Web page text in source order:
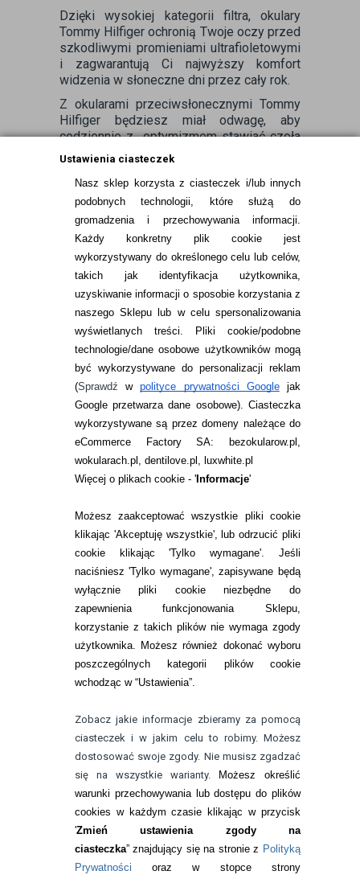
Ustawienia ciasteczek
Nasz sklep korzysta z ciasteczek i/lub innych
podobnych technologii, które służą do
gromadzenia i przechowywania informacji.
Każdy konkretny plik cookie jest
wykorzystywany do określonego celu lub celów,
takich jak identyfikacja użytkownika,
uzyskiwanie informacji o sposobie korzystania z
naszego Sklepu lub w celu spersonalizowania
wyświetlanych treści.
Pliki cookie/podobne
technologie/dane osobowe użytkowników mogą
być wykorzystywane do personalizacji reklam
(Sprawdźwpolityce prywatności Googlejak
Google przetwarza dane osobowe). Ciasteczka
wykorzystywane są przez domeny należące do
eCommerce Factory SA: bezokularow.pl,
wokularach.pl, dentilove.pl, luxwhite.pl
Więcej o plikach cookie - 'Informacje'
Możesz zaakceptować wszystkie pliki cookie
klikając 'Akceptuję wszystkie', lub odrzucić pliki
cookie klikając 'Tylko wymagane'. Jeśli
naciśniesz 'Tylko wymagane', zapisywane będą
wyłącznie pliki cookie niezbędne do
zapewnienia funkcjonowania Sklepu,
korzystanie z takich plików nie wymaga zgody
użytkownika. Możesz również dokonać wyboru
poszczególnych kategorii plików cookie
wchodząc w “Ustawienia”.
Zobacz jakie informacje zbieramy za pomocą
ciasteczek i w jakim celu to robimy. Możesz
dostosować swoje zgody. Nie musisz zgadzać
się na wszystkie warianty.
Możesz określić
warunki przechowywania lub dostępu do plików
cookies w każdym czasie klikając w przycisk
'Zmień ustawienia zgody na
ciasteczka” znajdujący się na stronie z Polityką
Prywatności oraz w stopce strony
Dzięki wysokiej kategorii filtra, okulary
Tommy Hilfiger ochronią Twoje oczy przed
szkodliwymi promieniami ultrafioletowymi
i zagwarantują Ci najwyższy komfort
widzenia w słoneczne dni przez cały rok.
Z okularami przeciwsłonecznymi Tommy
Hilfiger będziesz miał odwagę, aby
codziennie z optymizmem stawiać czoła
nowym wyzwaniom. Dodaj je do koszyka
designerski dodatek!
INFORMACJE KONTAKTOWE
JAK ZAMAWIAĆ?
ZWROTY I REKLAMACJA
WARUNKI ZAKUPÓW
RANKINGI SOCZEWEK
SOCZEWKI KOLOROWE
Zwrot (odstąpienie od umowy)
ZMIEŃ USTAWIENIA ZGODY NA CIASTECZKA
KONTAKT
telefon:
22 113 44 42
telefon:
732 08 08 72
kontakt@bezokularow.pl